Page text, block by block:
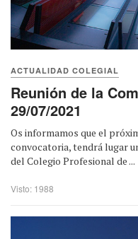
ACTUALIDAD COLEGIAL
Reunión de la
29/07/2021
Os informamos que el
convocatoria, tendrá lugar
del Colegio Profesional de ...
Visto: 1988